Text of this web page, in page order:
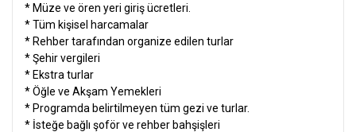
* Müze ve ören yeri giriş ücretleri.
* Tüm kişisel harcamalar
* Rehber tarafından organize edilen turlar
* Şehir vergileri
* Ekstra turlar
* Öğle ve Akşam Yemekleri
* Programda belirtilmeyen tüm gezi ve turlar.
* İsteğe bağlı şoför ve rehber bahşişleri